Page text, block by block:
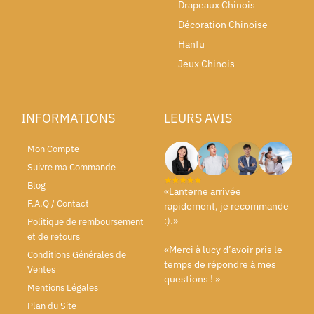
Drapeaux Chinois
Décoration Chinoise
Hanfu
Jeux Chinois
INFORMATIONS
Mon Compte
Suivre ma Commande
Blog
F.A.Q / Contact
Politique de remboursement
et de retours
Conditions Générales de
Ventes
Mentions Légales
Plan du Site
LEURS AVIS
«Lanterne arrivée
rapidement, je recommande
:).»
«Merci à lucy d’avoir pris le
temps de répondre à mes
questions ! »